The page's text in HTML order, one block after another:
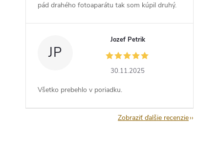
pád drahého fotoaparátu tak som kúpil druhý.
JP
Jozef Petrik
30.11.2025
Všetko prebehlo v poriadku.
Zobraziť ďalšie recenzie